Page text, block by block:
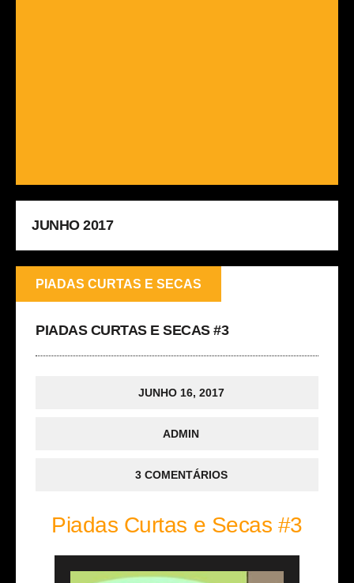
JUNHO 2017
PIADAS CURTAS E SECAS
PIADAS CURTAS E SECAS #3
JUNHO 16, 2017
ADMIN
3 COMENTÁRIOS
Piadas Curtas e Secas #3